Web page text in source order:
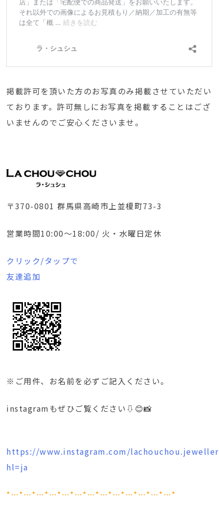
掲載許可を頂いた方のお写真のみ掲載させていただい
ております。許可無しにお写真を掲載することはござ
いませんのでご安心くださいませ。
〒370-0801 群馬県高崎市上並榎町73-3
営業時間10:00～18:00/ 火・水曜日定休
クリック/タップで
友達追加
※ご用件、お名前を必ずご記入ください。
instagramもぜひご覧ください⇩😊📸
https://www.instagram.com/
hl=ja
*…*…*…*…*…*…*…*…*…*…*…*…*…*